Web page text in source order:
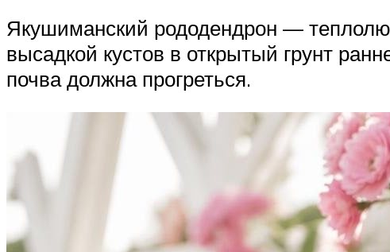
Якушиманский рододендрон —
высадкой кустов в открытый грунт
почва должна прогреться.